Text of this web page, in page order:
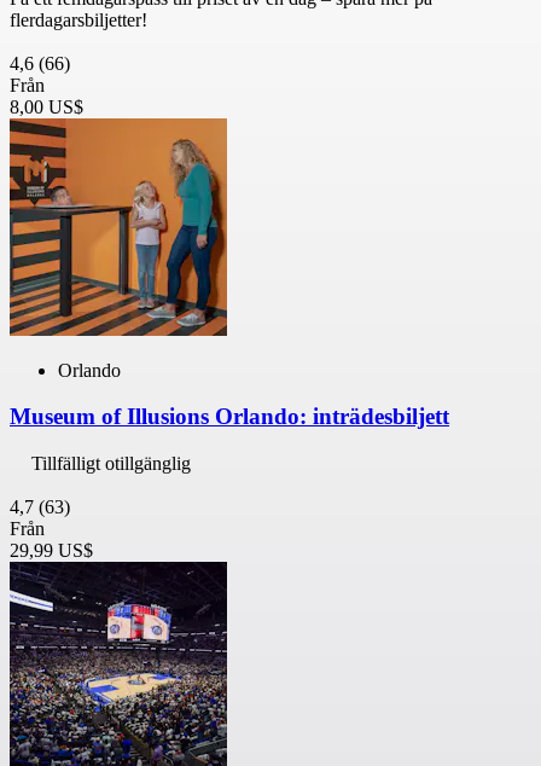
flerdagarsbiljetter!
4,6 (66)
Från
8,00 US$
Orlando
Museum of Illusions Orlando: inträdesbiljett
Tillfälligt otillgänglig
4,7 (63)
Från
29,99 US$